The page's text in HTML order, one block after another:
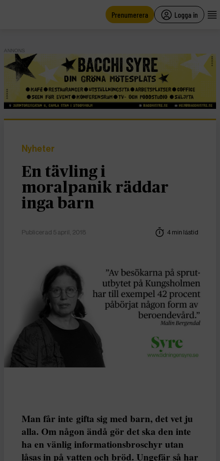
Prenumerera Logga in
ANNONS
Nyheter
En tävling i
moralpanik räddar
inga barn
Publicerad 5 april, 2018 4 min lästid
Man får inte gifta sig med barn, det vet ju
alla. Om någon ändå gör det ska den inte
ha en vänlig informationsbroschyr utan
låsas in på vatten och bröd. Ungefär så har